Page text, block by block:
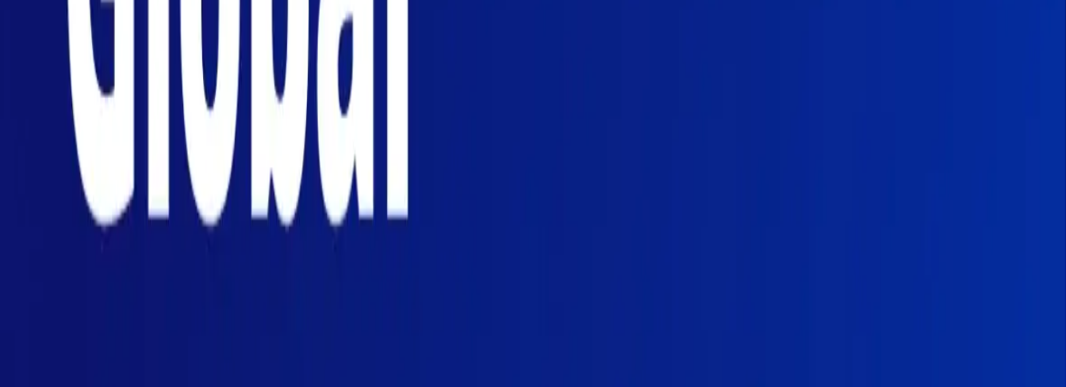
Personale
Azienda
Piattaforma
Accedi
Registrati
Assistenza
Scarica l'app
Attiva/disattiva menu